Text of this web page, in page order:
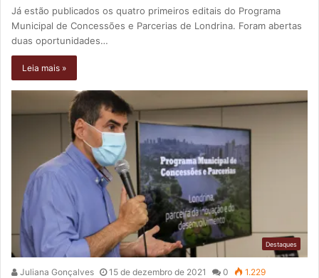
Já estão publicados os quatro primeiros editais do Programa
Municipal de Concessões e Parcerias de Londrina. Foram abertas
duas oportunidades…
Leia mais »
Destaques
Juliana Gonçalves 15 de dezembro de 2021 0 1.229